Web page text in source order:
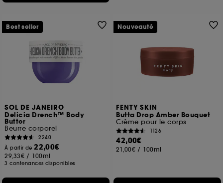
SOL DE JANEIRO
Delicia Drench™ Body
Butter
Beurre corporel
2240
À partir de22,00€
29,33€ / 100ml
3 contenances disponibles
Best seller
FENTY SKIN
Butta Drop Amber Bouquet
Crème pour le corps
1126
42,00€
21,00€ / 100ml
Nouveauté